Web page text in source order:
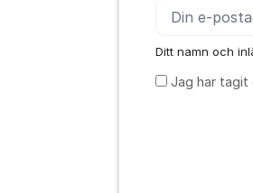
Ditt namn och
Jag har tagit